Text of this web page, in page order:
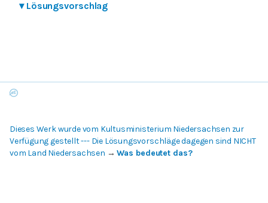
▾ Lösungsvorschlag
Dieses Werk wurde vom Kultusministerium Niedersachsen zur
Verfügung gestellt --- Die Lösungsvorschläge dagegen sind NICHT
vom Land Niedersachsen →Was bedeutet das?